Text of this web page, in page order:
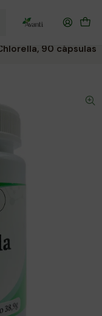
90 cápsulas